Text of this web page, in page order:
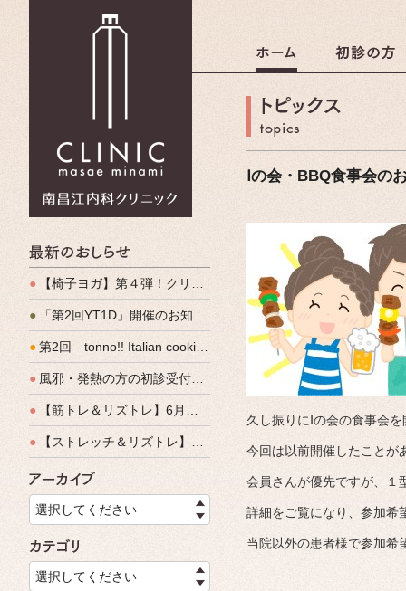
最新のおしらせ
●
【椅子ヨガ】第４弾！クリパルヨガ教室のご案内
● 「第2回YT1D」開催のお知らせ
●第2回 tonno!! Italian cooking 開催しました
● 風邪・発熱の方の初診受付（発熱外来）、始めます
● 【筋トレ＆リズトレ】6月特別運動教室開催のご案内
● 【ストレッチ＆リズトレ】特別運動教室開催のご案内
アーカイブ
選択してください
カテゴリ
選択してください
Ⅰの会・BBQ食事会の
久し振りにⅠの会の食事会
今回は以前開催したことが
会員さんが優先ですが、１
詳細をご覧になり、参加希
当院以外の患者様で参加希